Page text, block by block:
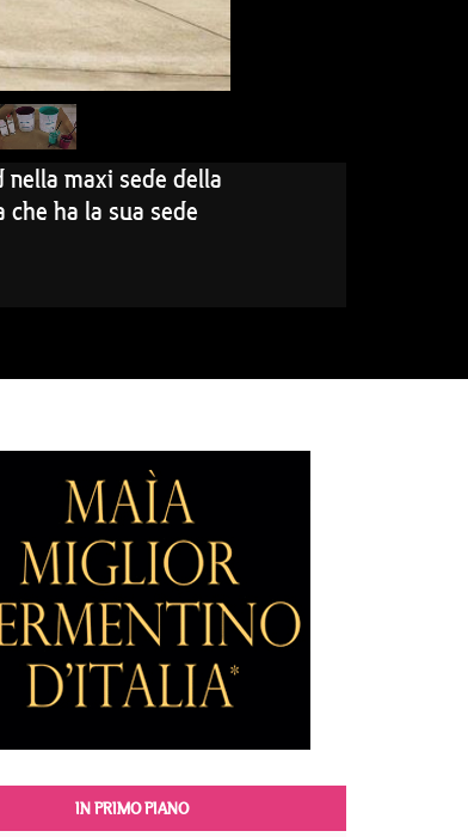
maxi sede della
ha la sua sede
IN PRIMO PIANO